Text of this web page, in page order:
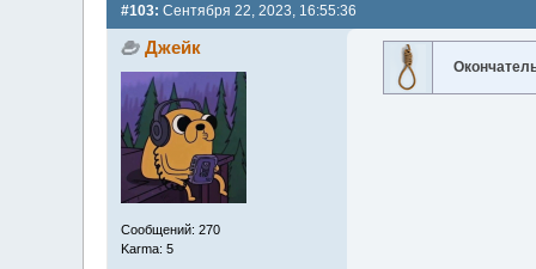
#103: Сентября 22, 2023, 16:55:36
Джейк
Сообщений: 270
Karma: 5